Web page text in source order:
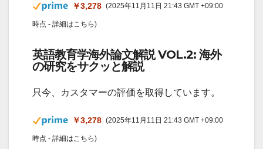
￥3,278 (2025年11月11日 21:43 GMT +09:00
時点 - 詳細はこちら)
英語教育学海外論文解説 VOL.2: 海外
の研究をサクッと解説
只今、カスタマーの評価を取得しています。
￥3,278 (2025年11月11日 21:43 GMT +09:00
時点 - 詳細はこちら)